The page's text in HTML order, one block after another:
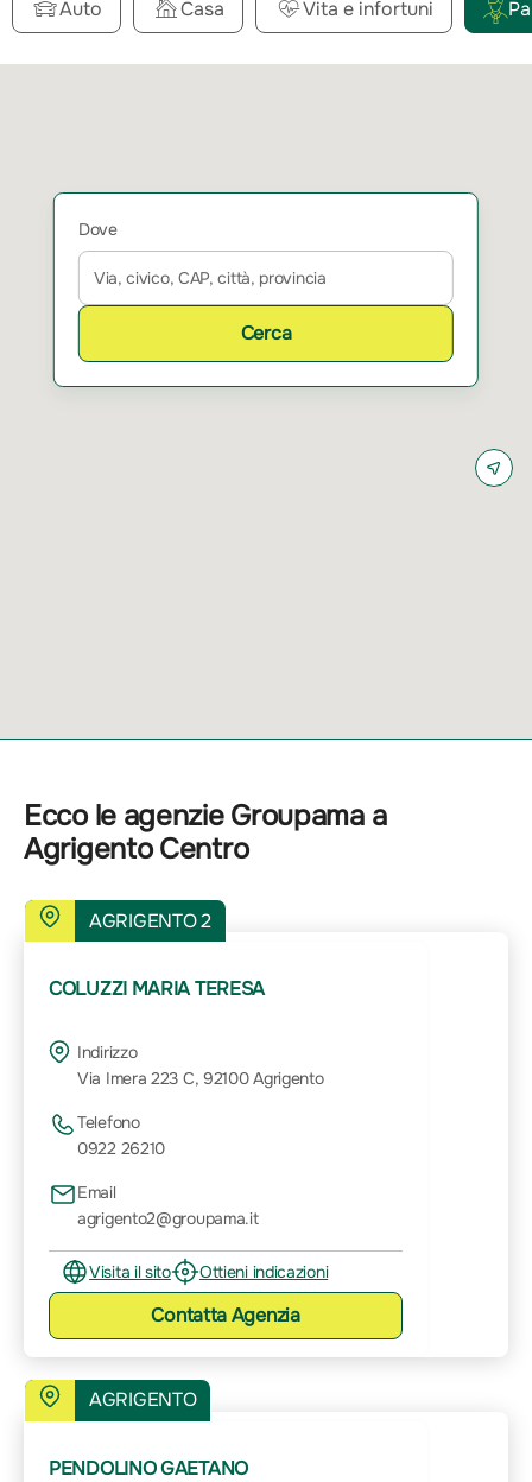
Auto Casa Vita e infortuni
Dove
Cerca
Ecco le agenzie Groupama a
Agrigento Centro
AGRIGENTO 2
COLUZZI MARIA TERESA
Indirizzo
Via Imera 223 C, 92100 Agrigento
Telefono
0922 26210
Email
agrigento2@groupama.it
Visita il sito Ottieni indicazioni
ContattaAgenzia
AGRIGENTO
PENDOLINO GAETANO